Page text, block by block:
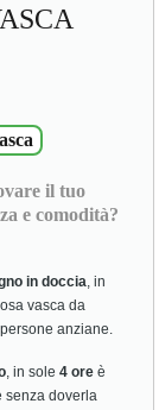
il tuo
e comodità?
in doccia, in
vasca da
anziane.
, in sole 4 ore è
senza doverla